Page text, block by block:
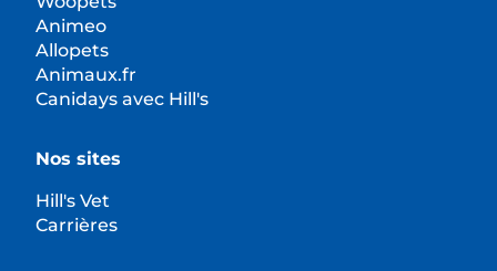
Animeo
Allopets
Animaux.fr
Canidays avec Hill's
Nos sites
Hill's Vet
Carrières